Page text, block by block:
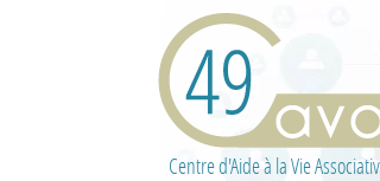
Centre d'Aide à la Vie